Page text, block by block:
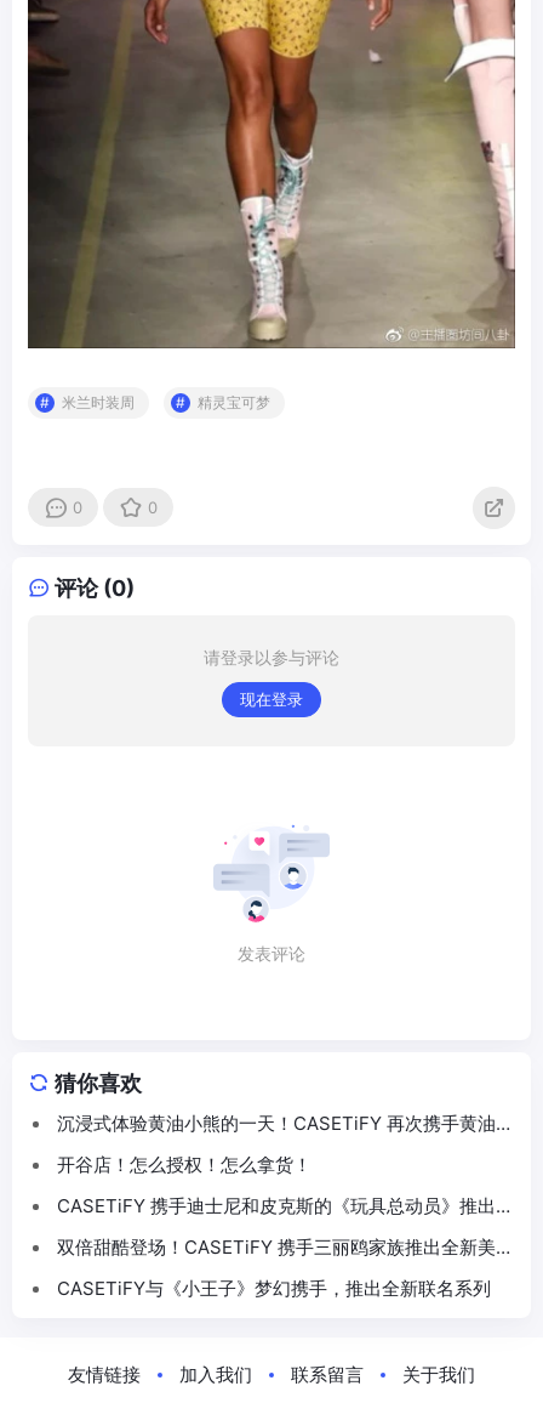
米兰时装周 精灵宝可梦
0 0
评论 (0)
请登录以参与评论
现在登录
发表评论
猜你喜欢
沉浸式体验黄油小熊的一天！CASETiFY 再次携手黄油小
开谷店！怎么授权！怎么拿货！
CASETiFY 携手迪士尼和皮克斯的《玩具总动员》推出
双倍甜酷登场！CASETiFY 携手三丽鸥家族推出全新美乐
CASETiFY与《小王子》梦幻携手，推出全新联名系列
友情链接 加入我们 联系留言 关于我们